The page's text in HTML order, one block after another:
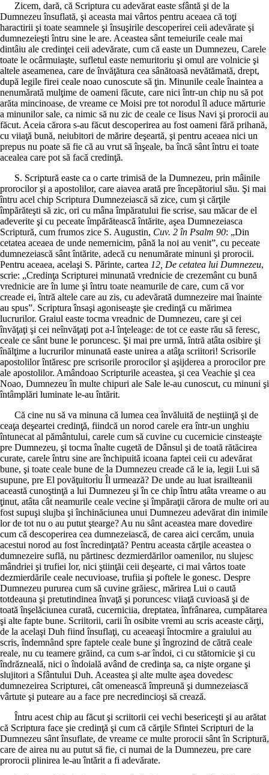
Zicem, dară, că Scriptura cu adevărat easte sfântă şi de la
Dumnezeu însuflată, şi aceasta mai vârtos pentru aceaea că toţi
haractirii şi toate seamnele şi însuşirile descoperirei ceii adevărate şi
dumnezeieşti întru sine le are. Aceastea sânt temeiurile ceale mai
dintâiu ale credinţei ceii adevărate, cum că easte un Dumnezeu, Carele
toate le ocârmuiaşte, sufletul easte nemuritoriu şi omul are volnicie şi
altele aseamenea, care de învăţătura cea sânătoasă nevătămată, drept,
după legile firei ceale noao cunoscute să ţin. Minunile ceale înaintea a
nenumărată mulţime de oameni făcute, care nici într-un chip nu să pot
arăta mincinoase, de vreame ce Moisi pre tot norodul îl aduce mărturie
a minunilor sale, ca nimic să nu zic de ceale ce Iisus Navi şi prorocii au
făcut. Aceia cărora s-au făcut descoperirea au fost oameni fără prihană,
cu viiaţă bună, neiubitori de mărire deşeartă, şi pentru aceaea nici un
prepus nu poate să fie că au vrut să înşeale, ba încă sânt întru ei toate
acealea care pot să facă credinţă.
S. Scriptură easte ca o carte trimisă de la Dumnezeu, prin mâinile
prorocilor şi a apostolilor, care aiavea arată pre începătoriul său. Şi mai
întru acel chip Scriptura Dumnezeiască să zice, cum şi cărţile
împărăteşti să zic, ori cu mâna împăratului fie scrise, sau măcar de el
adeverite şi cu peceate împărătească întărite, aşea Dumnezeiasca
Scriptură, cum frumos zice S. Augustin, Cuv. 2 în Psalm 90: „Din
cetatea aceaea de unde nemernicim, până la noi au venit”, cu peceate
dumnezeiască sânt întărite, adecă cu nenumărate minuni şi prorocii.
Pentru aceaea, acelaşi S. Părinte, cartea 12, De cetatea lui Dumnezeu,
scrie: „Credinţa Scripturei minunată vrednicie de crezemânt cu bună
vrednicie are în lume şi întru toate neamurile de care, cum că vor
creade ei, întră altele care au zis, cu adevărată dumnezeire mai înainte
au spus”. Scriptura însaşi agoniseaşte şie credinţă cu mărimea
lucrurilor. Graiul easte tocma vreadnic de Dumnezeu, care şi cei
învăţaţi şi cei neînvăţaţi pot a-l înţeleage: de tot ce easte rău să feresc,
ceale ce sânt bune le poruncesc. Şi mai pre urmă, întră atâta osibire şi
înălţime a lucrurilor minunată easte unirea a atâţa scriitori! Scrisorile
apostolilor întăresc pre scrisorile prorocilor şi aşijderea a prorocilor pre
ale apostolilor. Amândoao Scripturile aceastea, şi cea Veachie şi cea
Noao, Dumnezeu în multe chipuri ale Sale le-au cunoscut, cu minuni şi
întâmplări luminate le-au întărit.
Că cine nu să va minuna că lumea cea învăluită de neştiinţă şi de
ceaţa deşeartei credinţă, fiindcă un norod carele era într-un unghiu
întunecat al pământului, carele cum să cuvine cu cucernicie cinsteaşte
pre Dumnezeu, şi tocma înalte cugetă de Dânsul şi de toată rătăcirea
curate, carele întru sine are închipuită icoana faptei ceii cu adevărat
bune, şi toate ceale bune de la Dumnezeu creade că le ia, legii Lui să
supune, pre El povăţuitoriu Îl urmează? De unde au luat israilteanii
această cunoştinţă a lui Dumnezeu şi în ce chip întru atâta vreame o au
ţinut, atâta cât neamurile ceale vecine şi împăraţii cărora de multe ori au
fost supuşi slujba şi închinăciunea unui Dumnezeu adevărat din inimile
lor de tot nu o au putut ştearge? Au nu sânt aceastea mare dovedire
cum că descoperirea cea dumnezeiască, de carea aici cercăm, unuia
acestui norod au fost încredinţată? Pentru aceasta cărţile aceastea o
dumnezeire suflă, nu părtinesc dezmierdărilor oamenilor, nu slujesc
mândriei şi trufiei lor, nici ştiinţăi ceii deşearte, ci mai vârtos toate
dezmierdările ceale necuvioase, trufiia şi poftele le gonesc. Despre
Dumnezeu pururea cum să cuvine grăiesc, mărirea Lui o caută
totdeauna şi pretutindinea învaţă şi poruncesc viiaţă cuvioasă şi de
toată înşelăciunea curată, cucerniciia, dreptatea, înfrânarea, cumpătarea
şi alte fapte bune. Scriitorii, carii în osibite vremi au scris aceaste cărţi,
de la acelaşi Duh fiind însuflaţi, cu aceaeaşi întocmire a graiului au
scris, îndemnând spre faptele ceale bune şi îngrozind de cătră ceale
reale, nu cu teamere grăind, ca cum s-ar îndoi, ci cu stătornicie şi cu
îndrăzneală, nici o îndoială având de credinţa sa, ca nişte organe şi
slujitori a Sfântului Duh. Aceastea şi alte multe aşea dovedesc
dumnezeirea Scripturei, cât omenească împreună şi dumnezeiască
vârtute şi puteare au a face pre necredincioşi să crează.
Întru acest chip au făcut şi scriitorii cei vechi besericeşti şi au arătat
că Scriptura face şie credinţă şi cum că cărţile Sfintei Scripturi de la
Dumnezeu sânt însuflate, de vreame ce multe prorocii sânt în Scriptură,
care de airea nu au putut să fie, ci numai de la Dumnezeu, pre care
prorocii plinirea le-au întărit a fi adevărate.